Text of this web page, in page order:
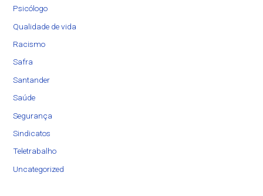
Psicólogo
Qualidade de vida
Racismo
Safra
Santander
Saúde
Segurança
Sindicatos
Teletrabalho
Uncategorized